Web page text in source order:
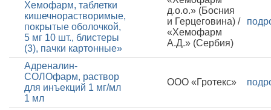
Хемофарм, таблетки
кишечнорастворимые,
покрытые оболочкой,
5 мг 10 шт., блистеры
(3), пачки картонные»
д.о.о.» (Босния
и Герцеговина) /
«Хемофарм
А.Д.» (Сербия)
Адреналин-
СОЛОфарм, раствор
для инъекций 1 мг/мл
1 мл
ООО «Гротекс»